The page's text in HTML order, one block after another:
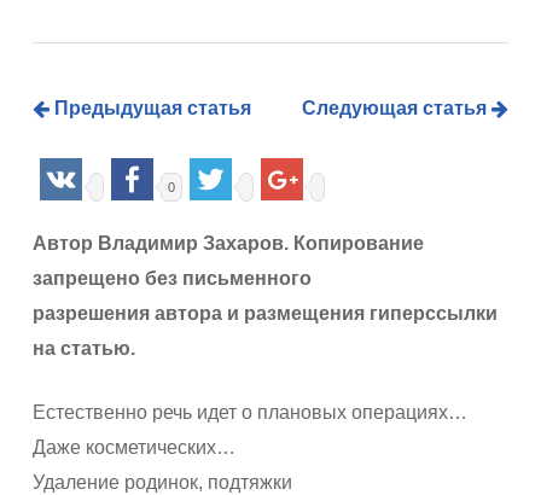
Предыдущая статья Следующая статья
0
Автор Владимир Захаров. Копирование
запрещено без письменного
разрешения автора и размещения гиперссылки
на статью.
Естественно речь идет о плановых операциях…
Даже косметических…
Удаление родинок, подтяжки